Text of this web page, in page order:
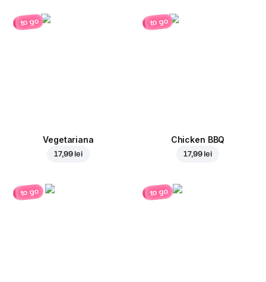
to go
Vegetariana
17,99 lei
to go
Chicken BBQ
17,99 lei
to go to go